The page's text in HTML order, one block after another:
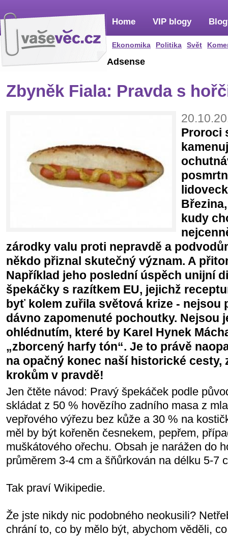
Home
Ekonomika Politika Svět
VIP blogy
Adsense
Zbyněk Fiala: Pravda s
Proroci
kudy
zárodky valu proti nepravdě a
někdo přiznal skutečný význam. A
Například jeho poslední úspěch unijní
špekáčky s razítkem EU, jejichž
byť kolem zuřila světová krize - nejsou
dávno zapomenuté pochoutky. Nejsou
ohlédnutím, které by Karel Hynek
„zborcený harfy tón“. Je to právě
na opačný konec naší historické cesty,
krokům v pravdě!
Jen čtěte návod: Pravý špekáček podle
skládat z 50 % hovězího zadního masa z
vepřového výřezu bez kůže a 30 % na
měl by být kořeněn česnekem, pepřem,
muškátového ořechu. Obsah je narážen do
průměrem 3-4 cm a šňůrkován na délku 5-7
Tak praví Wikipedie.
Že jste nikdy nic podobného neokusili?
chrání to, co by mělo být, abychom věděli,